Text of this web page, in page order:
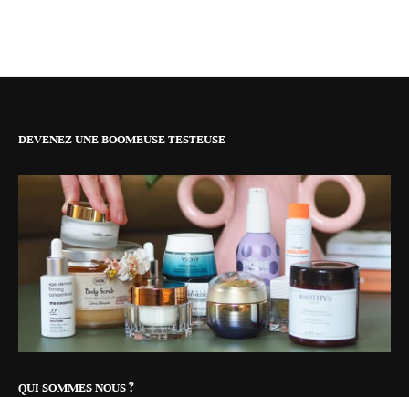
DEVENEZ UNE BOOMEUSE TESTEUSE
QUI SOMMES NOUS ?